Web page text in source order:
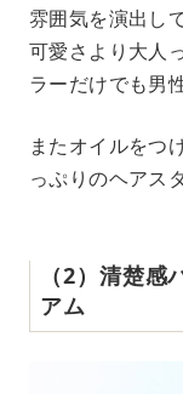
雰囲気を演出し
可愛さより大人
ラーだけでも男
またオイルをつ
っぷりのヘアス
（2）清楚
アム